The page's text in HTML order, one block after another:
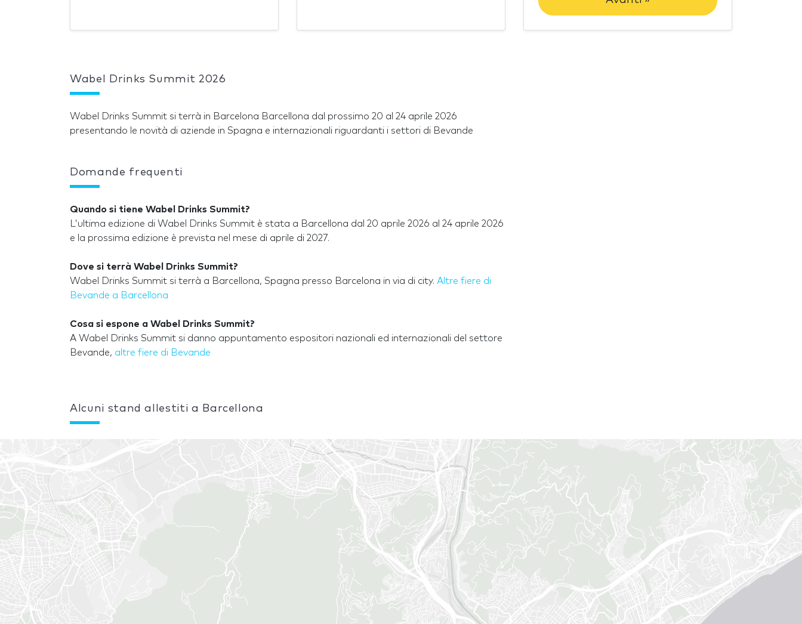
Wabel Drinks Summit 2026
Wabel Drinks Summit si terrà in Barcelona Barcellona dal prossimo 20 al 24 aprile 2026
presentando le novità di aziende in Spagna e internazionali riguardanti i settori di Bevande
Domande frequenti
Quando si tiene Wabel Drinks Summit?
L'ultima edizione di Wabel Drinks Summit è stata a Barcellona dal 20 aprile 2026 al 24 aprile 2026
e la prossima edizione è prevista nel mese di aprile di 2027.
Dove si terrà Wabel Drinks Summit?
Wabel Drinks Summit si terrà a Barcellona, Spagna presso Barcelona in via di city. Altre fiere di
Bevande a Barcellona
Cosa si espone a Wabel Drinks Summit?
A Wabel Drinks Summit si danno appuntamento espositori nazionali ed internazionali del settore
Bevande, altre fiere di Bevande
Alcuni stand allestiti a Barcellona